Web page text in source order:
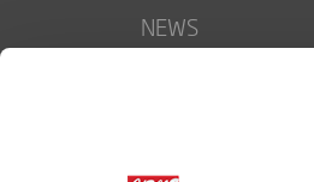
NEWS